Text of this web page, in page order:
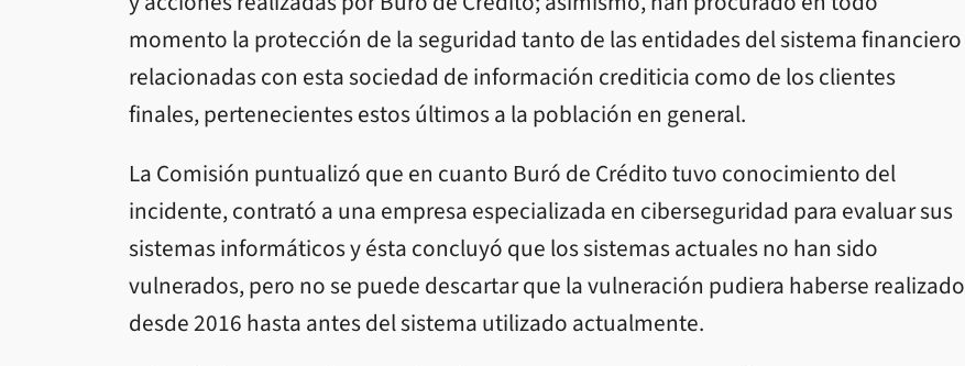
momento la protección de la seguridad tanto de las entidades del sistema financiero
relacionadas con esta sociedad de información crediticia como de los clientes
finales, pertenecientes estos últimos a la población en general.
La Comisión puntualizó que en cuanto Buró de Crédito tuvo conocimiento del
incidente, contrató a una empresa especializada en ciberseguridad para evaluar sus
sistemas informáticos y ésta concluyó que los sistemas actuales no han sido
vulnerados, pero no se puede descartar que la vulneración pudiera haberse realizado
desde 2016 hasta antes del sistema utilizado actualmente.